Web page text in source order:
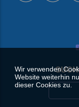
Wir verwenden
Website weiterhin
dieser Cookies zu.